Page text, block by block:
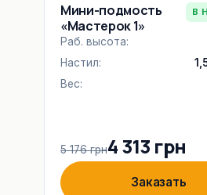
Мини-подмость
«Мастерок 1»
В
Раб. высота:
Настил:
Вес:
5 176 грн4 313 грн
Заказать